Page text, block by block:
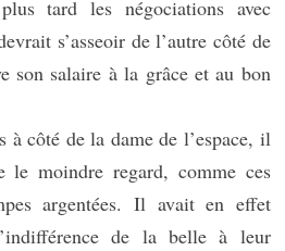
tard les négociations avec
s’asseoir de l’autre côté de
son salaire à la grâce et au bon
côté de la dame de l’espace, il
le moindre regard, comme ces
argentées. Il avait en effet
de la belle à leur